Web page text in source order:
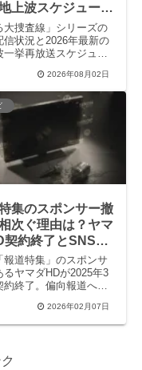
上波スケジュール
ブスクを徹底比較
大捜査線」シリーズの
信状況と2026年最新の
一挙再放送スケジュー
マプラなどのサブス
ァンコミュニティの魅
解説します。新作公開
去の名作をお得に復習
ファン必見の内容で
2026年08月02日
集のスポンサー撤
次ぐ理由は？ヤマ
契約終了とSNSの
徹底解説
報道特集」のスポンサ
るヤマダHDが2025年3
約終了。偏向報道への
いるのか？本記事で
新の撤退情報やSNSの
が求める報道のあり方
2026年02月07日